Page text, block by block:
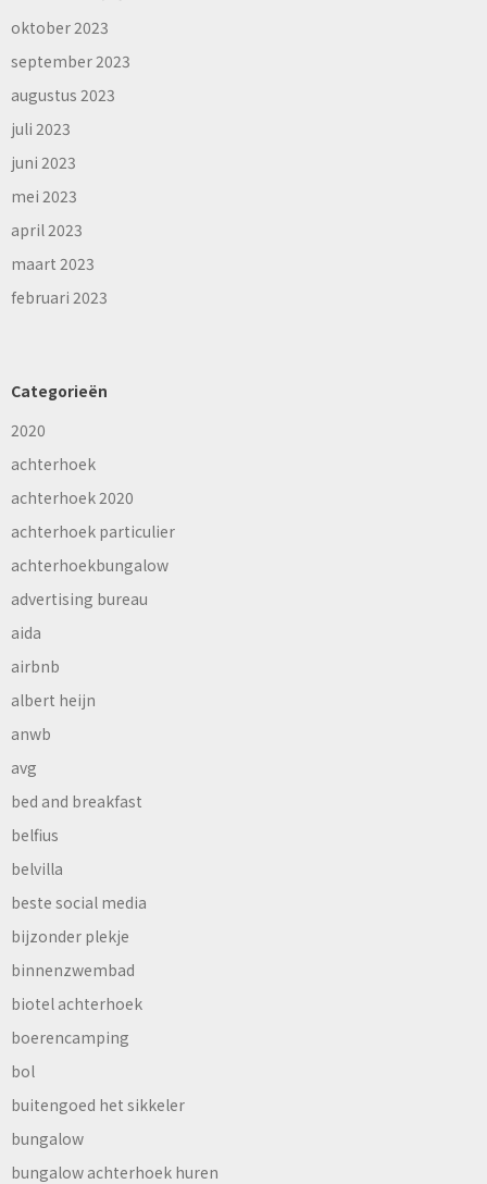
oktober 2023
september 2023
augustus 2023
juli 2023
juni 2023
mei 2023
april 2023
maart 2023
februari 2023
Categorieën
2020
achterhoek
achterhoek 2020
achterhoek particulier
achterhoekbungalow
advertising bureau
aida
airbnb
albert heijn
anwb
avg
bed and breakfast
belfius
belvilla
beste social media
bijzonder plekje
binnenzwembad
biotel achterhoek
boerencamping
bol
buitengoed het sikkeler
bungalow
bungalow achterhoek huren